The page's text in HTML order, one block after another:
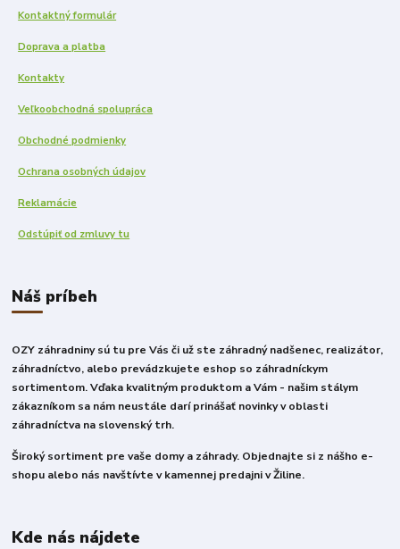
Kontaktný formulár
Doprava a platba
Kontakty
Veľkoobchodná spolupráca
Obchodné podmienky
Ochrana osobných údajov
Reklamácie
Odstúpiť od zmluvy tu
Náš príbeh
OZY záhradniny sú tu pre Vás či už ste záhradný nadšenec, realizátor,
záhradníctvo, alebo prevádzkujete eshop so záhradníckym
sortimentom. Vďaka kvalitným produktom a Vám - našim stálym
zákazníkom sa nám neustále darí prinášať novinky v oblasti
záhradníctva na slovenský trh.
Široký sortiment pre vaše domy a záhrady. Objednajte si z nášho e-
shopu alebo nás navštívte v kamennej predajni v Žiline.
Kde nás nájdete